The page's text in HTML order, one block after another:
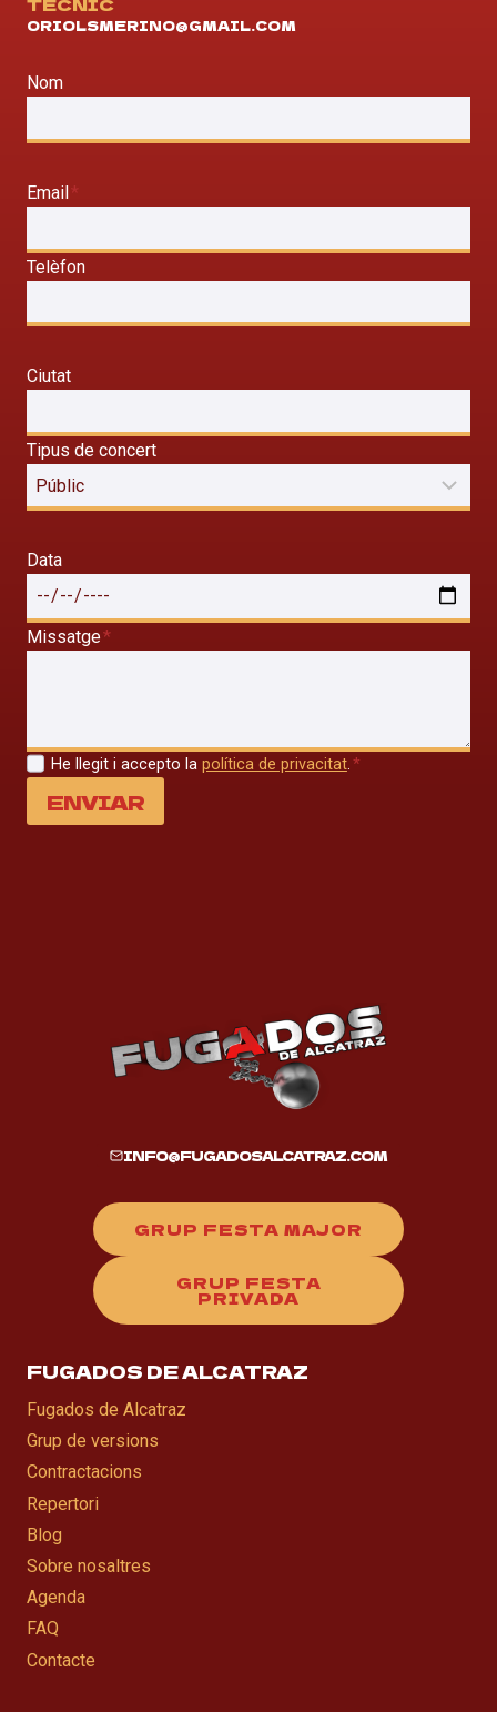
ORIOLSMERINO@GMAIL.COM
Nom
Email *
Telèfon
Ciutat
Tipus de concert
Data
Missatge*
He llegit i accepto la política de privacitat.*
ENVIAR
INFO@FUGADOSALCATRAZ.COM
GRUP FESTA MAJOR
GRUP FESTA
PRIVADA
FUGADOS DE ALCATRAZ
Fugados de Alcatraz
Grup de versions
Contractacions
Repertori
Blog
Sobre nosaltres
Agenda
FAQ
Contacte